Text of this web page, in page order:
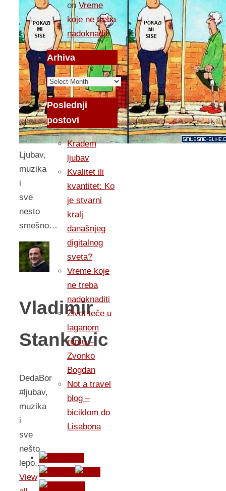
Ljubav,
muzika
i
sve
nesto
smešno…
Vladimir
Stankovic
DedaBor
#ljubav,
muzika
i
sve
nešto
lepo...
View
on Vreme
koje ne treba
nadoknaditi
Arhiva
Arhiva
Poslednji
postovi
Kradem
ljubav
Kvalitet ili
kvantitet: Ko
je stvarni
kralj
današnjeg
digitalnog
sveta?
Vreme koje
ne treba
nadoknaditi
Život teče u
laganom
ritmu –
Zvonko
Bogdan
Not a travel
blog –
biciklom do
Lisabona